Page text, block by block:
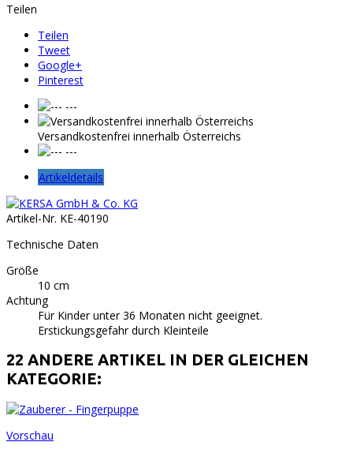
Teilen
Teilen
Tweet
Google+
Pinterest
---
Versandkostenfrei innerhalb Österreichs
---
Artikeldetails
Artikel-Nr. KE-40190
Technische Daten
Größe
10 cm
Achtung
Für Kinder unter 36 Monaten nicht geeignet.
Erstickungsgefahr durch Kleinteile
22 ANDERE ARTIKEL IN DER GLEICHEN
KATEGORIE:
Vorschau